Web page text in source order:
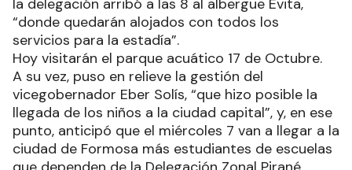
la delegación arribó a las 8 al albergue Evita,
“donde quedarán alojados con todos los
servicios para la estadía”.
Hoy visitarán el parque acuático 17 de Octubre.
A su vez, puso en relieve la gestión del
vicegobernador Eber Solís, “que hizo posible la
llegada de los niños a la ciudad capital”, y, en ese
punto, anticipó que el miércoles 7 van a llegar a la
ciudad de Formosa más estudiantes de escuelas